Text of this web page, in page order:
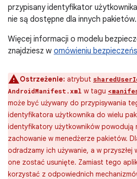
przypisany identyfikator
nie są dostępne dla innych pakietów.
Więcej informacji o modelu
znajdziesz w omówieniu
Ostrzeżenie: atrybut
AndroidManifest.xml w tagu
może być używany do przypisywania
identyfikatora użytkownika do wielu
identyfikatory użytkowników powodują
zachowanie w menedżerze pakietów.
odradzamy ich używanie, a w przyszłej
one zostać usunięte. Zamiast tego
korzystać z odpowiednich